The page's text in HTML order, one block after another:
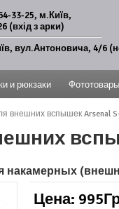
33-25, м.Київ,
(вхід з арки)
вул.Антоновича, 4/6
и рюкзаки Фототовары
внешних вспышек Arsenal
накамерных
Цена: